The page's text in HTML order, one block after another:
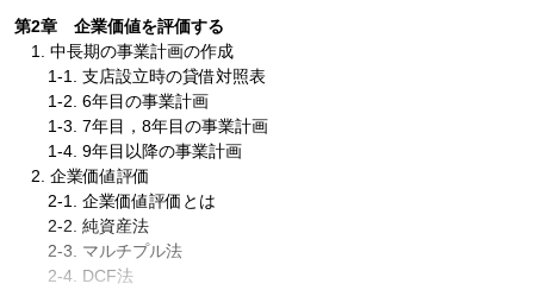
第2章 企業価値を評価する
1. 中長期の事業計画の作成
1-1. 支店設立時の貸借対照表
1-2. 6年目の事業計画
1-3. 7年目，8年目の事業計画
1-4. 9年目以降の事業計画
2. 企業価値評価
2-1. 企業価値評価とは
2-2. 純資産法
2-3. マルチプル法
2-4. DCF法